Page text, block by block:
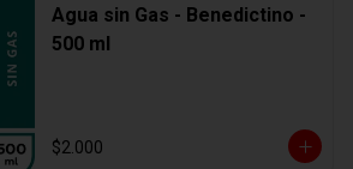
Agua sin Gas - Benedictino -
500 ml
$2.000